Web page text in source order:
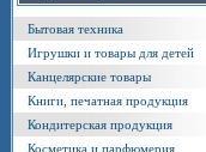
Бытовая техника
Игрушки и товары для детей
Канцелярские товары
Книги, печатная продукция
Кондитерская продукция
Косметика и парфюмерия